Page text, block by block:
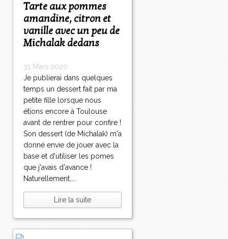
Tarte aux pommes
amandine, citron et
vanille avec un peu de
Michalak dedans
31 Mars 2020
Je publierai dans quelques
temps un dessert fait par ma
petite fille lorsque nous
étions encore à Toulouse
avant de rentrer pour confire !
Son dessert (de Michalak) m'a
donné envie de jouer avec la
base et d'utiliser les pomes
que j'avais d'avance !
Naturellement,...
Lire la suite